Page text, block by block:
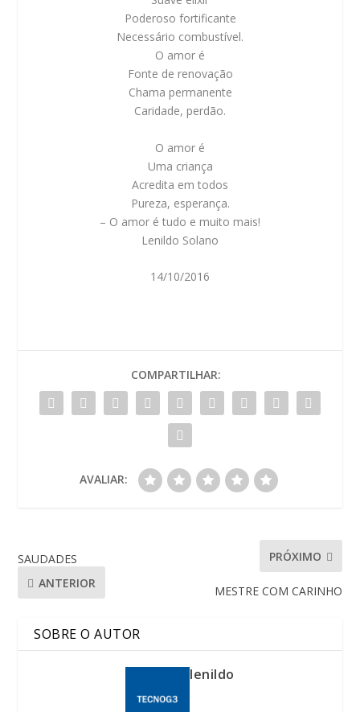
Poderoso fortificante
Necessário combustível.
O amor é
Fonte de renovação
Chama permanente
Caridade, perdão.
O amor é
Uma criança
Acredita em todos
Pureza, esperança.
– O amor é tudo e muito mais!
Lenildo Solano
14/10/2016
COMPARTILHAR:
AVALIAR:
SAUDADES
ANTERIOR
PRÓXIMO
MESTRE COM CARINHO
SOBRE O AUTOR
lenildo